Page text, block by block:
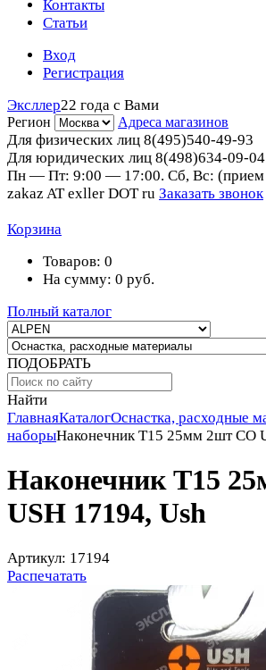
Контакты
Статьи
Вход
Регистрация
Эксллер22 года с Вами
Регион Адреса магазинов
Для физических лиц 8(495)540-49-93
Для юридических лиц 8(498)634-09-04
Пн — Пт: 9:00 — 17:00. Сб, Вс: (прием
zakaz AT exller DOT ru Заказать звонок
Корзина
Товаров: 0
На сумму: 0 руб.
Полный каталог
ПОДОБРАТЬ
Найти
ГлавнаяКаталогОснастка, расходные
наборыНаконечник T15 25мм 2шт СО
Наконечник T15
USH 17194, Ush
Артикул: 17194
Распечатать